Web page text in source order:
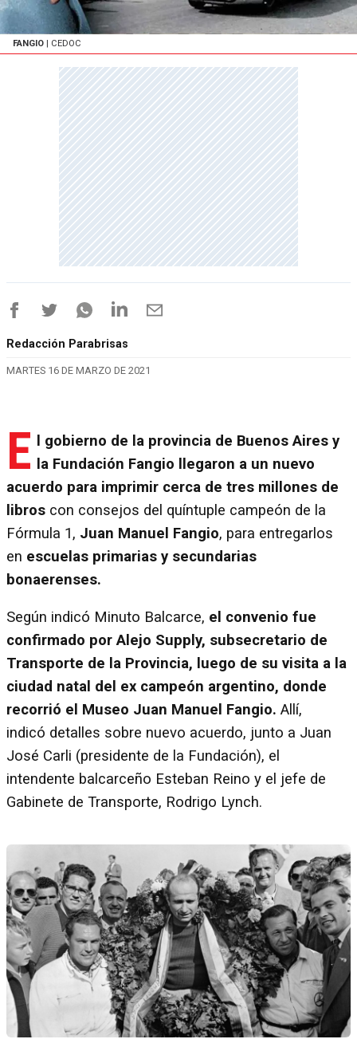
FANGIO | CEDOC
Redacción Parabrisas
MARTES 16 DE MARZO DE 2021
E
l gobierno de la provincia de Buenos Aires y
la Fundación Fangio llegaron a un nuevo
acuerdo para imprimir cerca de tres millones de
libros con consejos del quíntuple campeón de la
Fórmula 1, Juan Manuel Fangio, para entregarlos
en escuelas primarias y secundarias
bonaerenses.
Según indicó Minuto Balcarce, el convenio fue
confirmado por Alejo Supply, subsecretario de
Transporte de la Provincia, luego de su visita a la
ciudad natal del ex campeón argentino, donde
recorrió el Museo Juan Manuel Fangio. Allí,
indicó detalles sobre nuevo acuerdo, junto a Juan
José Carli (presidente de la Fundación), el
intendente balcarceño Esteban Reino y el jefe de
Gabinete de Transporte, Rodrigo Lynch.